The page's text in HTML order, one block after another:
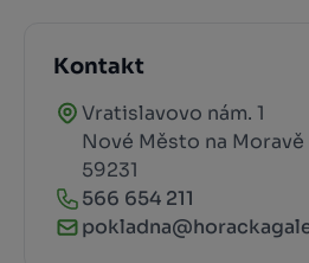
Kontakt
Vratislavovo nám. 1
Nové Město na Moravě
59231
566 654 211